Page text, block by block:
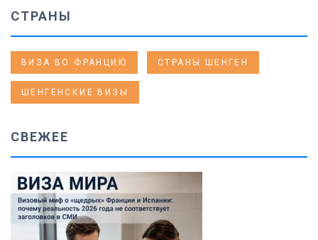
СТРАНЫ
ВИЗА ВО ФРАНЦИЮ СТРАНЫ ШЕНГЕН
ШЕНГЕНСКИЕ ВИЗЫ
СВЕЖЕЕ